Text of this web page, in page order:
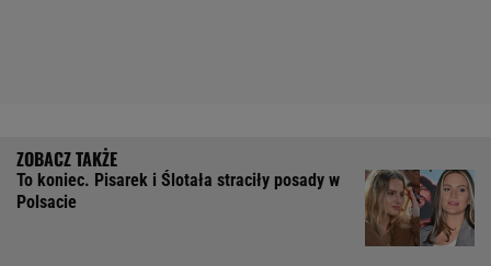
To koniec. Pisarek i Ślotała straciły posady w
Polsacie